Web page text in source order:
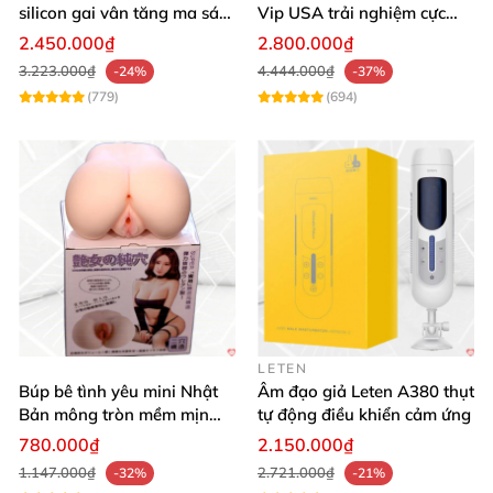
Quy cách: 1 cái
Kích thước: 199 × 94 × 81 mm
Thương hiệu: Leten
Bảo quản: Khô ráo, thoáng mát
Hạn sử dụng: 5 năm
silicon gai vân tăng ma sát
chân thật
2.450.000₫
3.223.000₫
-24%
(779)
Vip USA trải nghiệm cực
khoái mãnh liệt
2.800.000₫
4.444.000₫
-37%
(694)
Búp bê tình yêu mini Nhật
Bản mông tròn mềm mịn
như thật
780.000₫
1.147.000₫
-32%
LETEN
Âm đạo giả Leten A380 thụt
tự động điều khiển cảm ứng
2.150.000₫
2.721.000₫
-21%